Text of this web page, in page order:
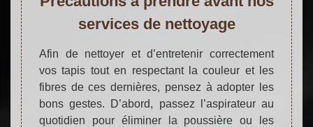
services de nettoyage
Afin de nettoyer et d’entretenir correctement
vos tapis tout en respectant la couleur et les
fibres de ces dernières, pensez à adopter les
bons gestes. D’abord, passez l’aspirateur au
quotidien pour éliminer la poussière ou les